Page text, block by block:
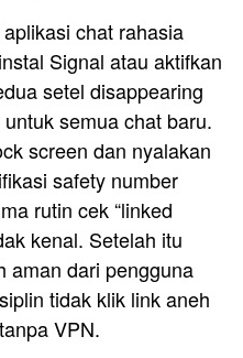
chat rahasia
Signal atau aktifkan
setel disappearing
semua chat baru.
screen dan nyalakan
safety number
rutin cek “linked
kenal. Setelah itu
aman dari pengguna
tidak klik link aneh
tanpa VPN.